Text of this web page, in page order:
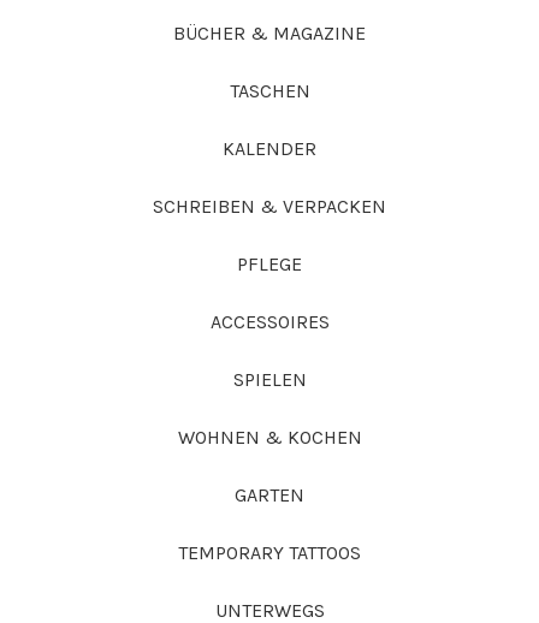
BÜCHER & MAGAZINE
TASCHEN
KALENDER
SCHREIBEN & VERPACKEN
PFLEGE
ACCESSOIRES
SPIELEN
WOHNEN & KOCHEN
GARTEN
TEMPORARY TATTOOS
UNTERWEGS